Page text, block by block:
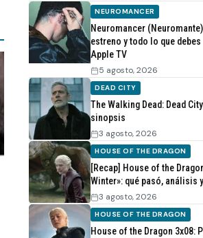
NEUROMANCER
Neuromancer
estreno y todo lo que
Apple TV
5 agosto, 2026
DEAD CITY
The Walking Dead: Dead
sinopsis
3 agosto, 2026
HOUSE OF THE DRAGON
[Recap] House of the
Winter»: qué pasó, análisis
3 agosto, 2026
HOUSE OF THE DRAGON
House of the Dragon 3x08: